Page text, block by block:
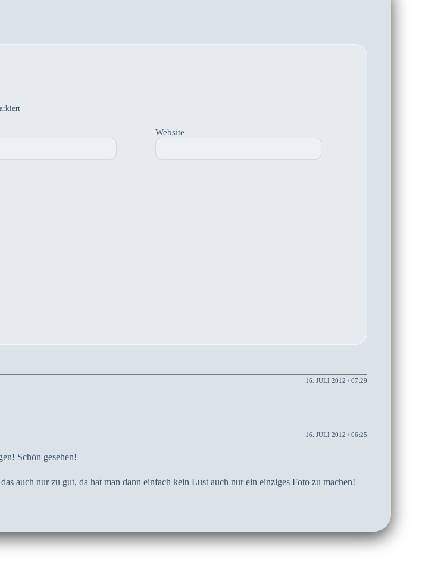
Website
16. JULI 2012 / 07:29
16. JULI 2012 / 06:25
Schön gesehen!
auch nur zu gut, da hat man dann einfach kein Lust auch nur ein einziges Foto zu machen!